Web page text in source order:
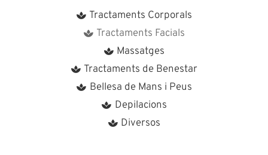
Tractaments Corporals
Tractaments Facials
Massatges
Tractaments de Benestar
Bellesa de Mans i Peus
Depilacions
Diversos